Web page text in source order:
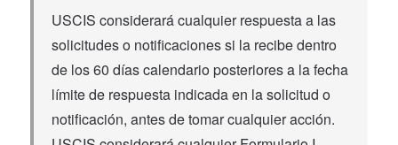
USCIS considerará cualquier respuesta a las
solicitudes o notificaciones si la recibe dentro
de los 60 días calendario posteriores a la fecha
límite de respuesta indicada en la solicitud o
notificación, antes de tomar cualquier acción.